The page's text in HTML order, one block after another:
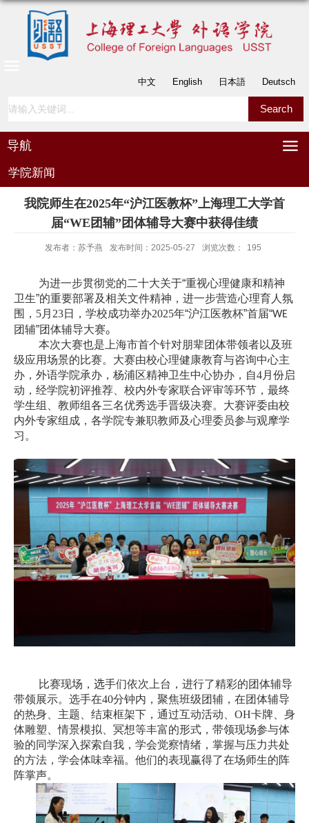
中文 English 日本語 Deutsch
导航
学院新闻
我院师生在2025年“沪江医教杯”上海理工大学首
届“WE团辅”团体辅导大赛中获得佳绩
发布者：苏予燕 发布时间：2025-05-27 浏览次数： 195
为进一步贯彻党的二十大关于“重视心理健康和精神
卫生”的重要部署及相关文件精神，进一步营造心理育人氛
围， 5月 23日，学校成功举办2025年“沪江医教杯”首届“WE
团辅”团体辅导大赛。
本次大赛也是上海市首个针对朋辈团体带领者以及班
级应用场景的比赛。 大赛由校心理健康教育与咨询中心主
办，外语学院承办，杨浦区精神卫生中心协办，自4月份启
动，经学院初评推荐、校内外专家联合评审等环节，最终
学生组、教师组各三名优秀选手晋级决赛。 大赛评委由校
内外专家组成，各学院专兼职教师及心理委员参与观摩学
习。
比赛现场， 选手们依次上台，进行了精彩的团体辅导
带领展示。选手在40分钟内，聚焦班级团辅，在团体辅导
的热身、主题、结束框架下，通过互动活动、 OH卡牌、身
体雕塑、情景模拟、冥想等丰富的形式，带领现场参与体
验的同学深入探索自我，学会觉察情绪，掌握与压力共处
的方法，学会体味幸福。他们的表现赢得了在场师生的阵
阵掌声。